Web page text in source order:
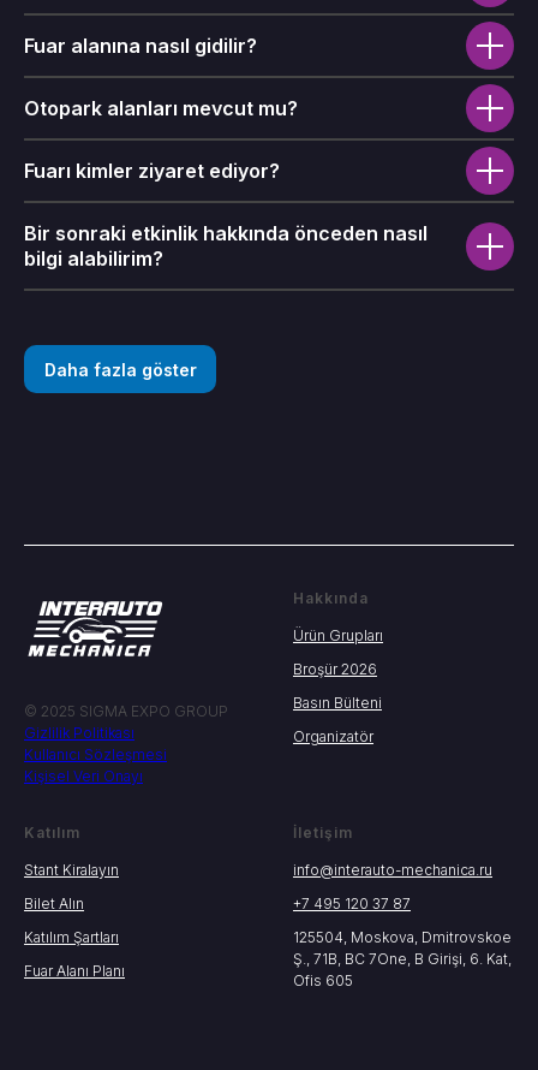
Fuar alanına nasıl gidilir?
Otopark alanları mevcut mu?
Fuarı kimler ziyaret ediyor?
Bir sonraki etkinlik hakkında önceden nasıl
bilgi alabilirim?
Daha fazla göster
Etkinlikten sonra sunumları alabilir miyim?
İş programına katılım ücretsiz mi?
Pavilyonlarda ATM bulunuyor mu?
Fuar sırasında otel konaklamalarında
Fuara hazırlanmanın en iyi yolu nedir?
© 2025 SIGMA EXPO GROUP
Gizlilik Politikası
Kullanıcı Sözleşmesi
Kişisel Veri Onayı
Hakkında
Ürün Grupları
Broşür 2026
Basın Bülteni
Organizatör
Katılım
Stant Kiralayın
Bilet Alın
Katılım Şartları
Fuar Alanı Planı
İletişim
info@interauto-mechanica.ru
+7 495 120 37 87
125504, Moskova, Dmitrovskoe
Ş., 71B, BC 7One, B Girişi, 6. Kat,
Ofis 605